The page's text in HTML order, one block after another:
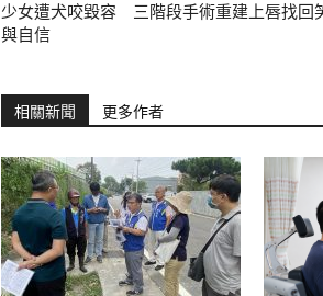
少女遭犬咬毀容 三階段手術重建上唇找回
與自信
相關新聞 更多作者